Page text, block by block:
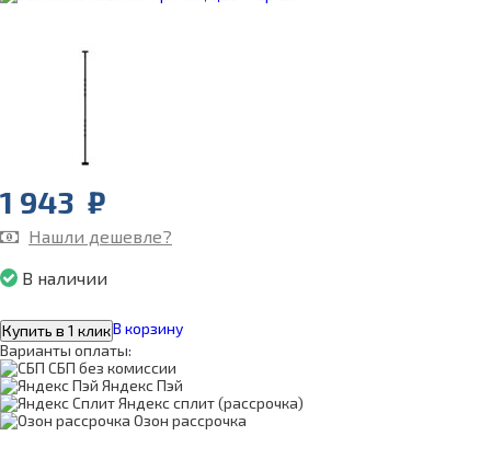
1 943 ₽
Нашли дешевле?
В наличии
Купить в 1 кликВ корзину
Варианты оплаты:
СБП без комиссии
Яндекс Пэй
Яндекс сплит (рассрочка)
Озон рассрочка